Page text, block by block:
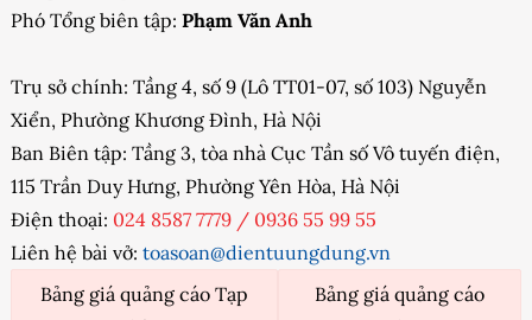
Phó Tổng biên tập: Phạm Văn Anh
Trụ sở chính: Tầng 4, số 9 (Lô TT01-07, số 103) Nguyễn
Xiển, Phường Khương Đình, Hà Nội
Ban Biên tập: Tầng 3, tòa nhà Cục Tần số Vô tuyến điện,
115 Trần Duy Hưng, Phường Yên Hòa, Hà Nội
Điện thoại: 024 8587 7779 / 0936 55 99 55
Liên hệ bài vở: toasoan@dientuungdung.vn
Bảng giá quảng cáo Tạp
Bảng giá quảng cáo